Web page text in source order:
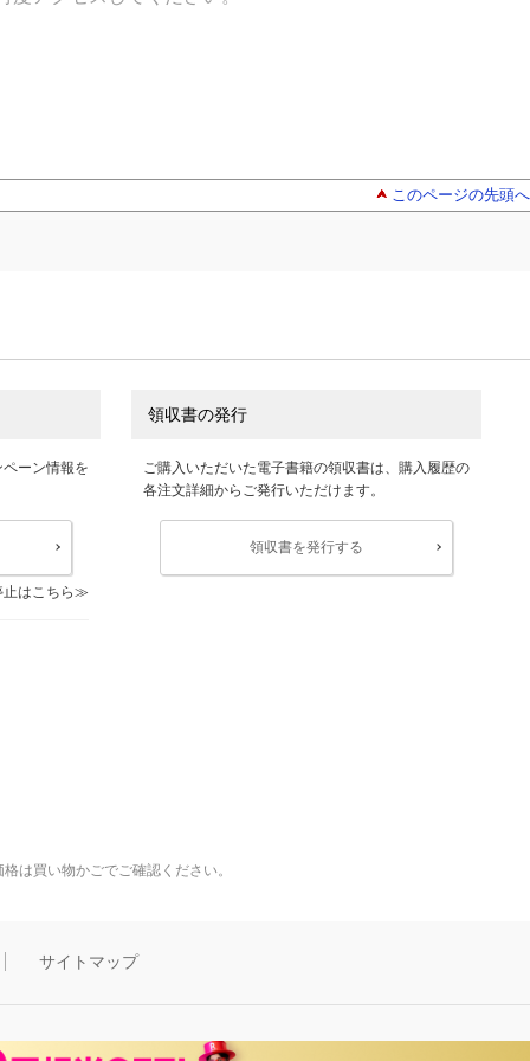
このページの先頭へ
ーン情報を
はこちら
領収書の発行
ご購入いただいた電子書籍の領収書は、購入履歴の
各注文詳細からご発行いただけます。
領収書を発行する
は買い物かごでご確認ください。
サイトマップ